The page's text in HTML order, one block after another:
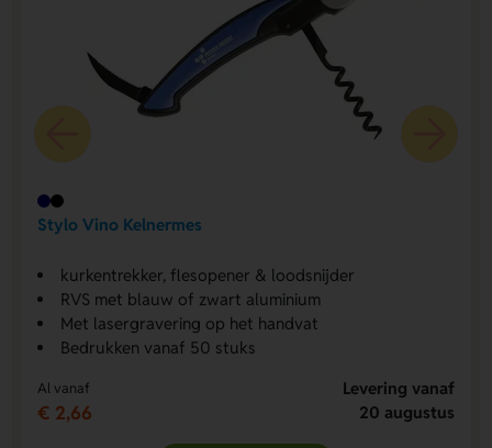
Stylo Vino Kelnermes
kurkentrekker, flesopener & loodsnijder
RVS met blauw of zwart aluminium
Met lasergravering op het handvat
Bedrukken vanaf 50 stuks
Al vanaf
€ 2,66
Levering vanaf
20 augustus